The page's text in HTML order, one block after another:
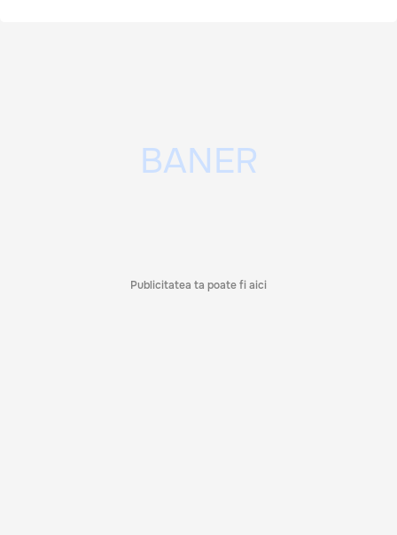
Publicitatea ta poate fi aici